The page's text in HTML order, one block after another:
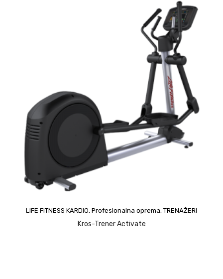
LIFE FITNESS KARDIO, Profesionalna oprema, TRENAŽERI
Kros-Trener Activate